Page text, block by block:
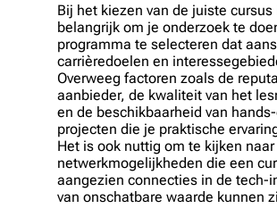
Bij het kiezen van de juiste cursus
belangrijk om je onderzoek te
programma te selecteren dat
carrièredoelen en
Overweeg factoren zoals de
aanbieder, de kwaliteit van het
en de beschikbaarheid van
projecten die je praktische
Het is ook nuttig om te kijken naar
netwerkmogelijkheden die een
aangezien connecties in de tech-
van onschatbare waarde kunnen